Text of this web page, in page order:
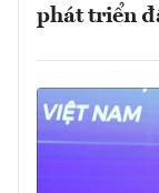
phát triển